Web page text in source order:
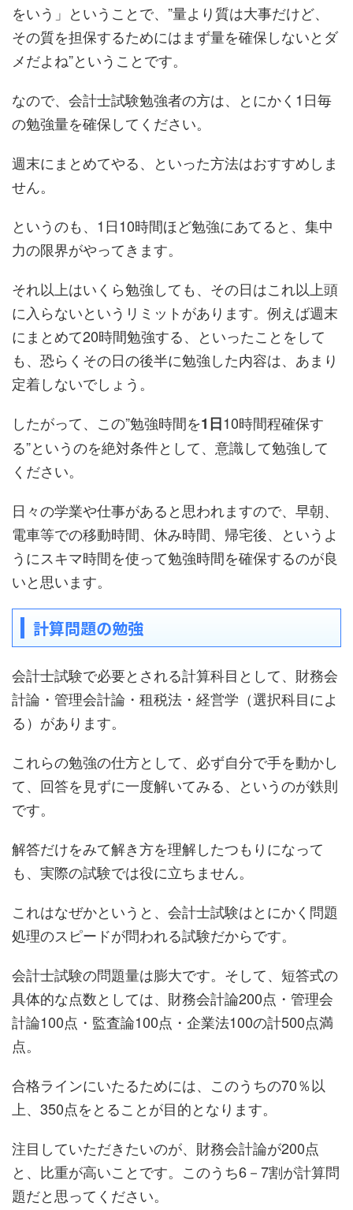
をいう」ということで、”量より質は大事だけど、
その質を担保するためにはまず量を確保しないとダ
メだよね”ということです。
なので、会計士試験勉強者の方は、とにかく1日毎
の勉強量を確保してください。
週末にまとめてやる、といった方法はおすすめしま
せん。
というのも、1日10時間ほど勉強にあてると、集中
力の限界がやってきます。
それ以上はいくら勉強しても、その日はこれ以上頭
に入らないというリミットがあります。例えば週末
にまとめて20時間勉強する、といったことをして
も、恐らくその日の後半に勉強した内容は、あまり
定着しないでしょう。
したがって、この”勉強時間を1日10時間程確保す
る”というのを絶対条件として、意識して勉強して
ください。
日々の学業や仕事があると思われますので、早朝、
電車等での移動時間、休み時間、帰宅後、というよ
うにスキマ時間を使って勉強時間を確保するのが良
いと思います。
計算問題の勉強
会計士試験で必要とされる計算科目として、財務会
計論・管理会計論・租税法・経営学（選択科目によ
る）があります。
これらの勉強の仕方として、必ず自分で手を動かし
て、回答を見ずに一度解いてみる、というのが鉄則
です。
解答だけをみて解き方を理解したつもりになって
も、実際の試験では役に立ちません。
これはなぜかというと、会計士試験はとにかく問題
処理のスピードが問われる試験だからです。
会計士試験の問題量は膨大です。そして、短答式の
具体的な点数としては、財務会計論200点・管理会
計論100点・監査論100点・企業法100の計500点満
点。
合格ラインにいたるためには、このうちの70％以
上、350点をとることが目的となります。
注目していただきたいのが、財務会計論が200点
と、比重が高いことです。このうち6－7割が計算問
題だと思ってください。